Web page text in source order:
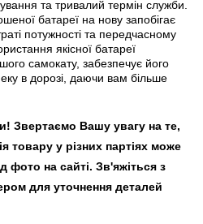
та тривалий термін служби.
батареї на нову запобігає
потужності та передчасному
якісної батареї
самокату, забезпечує його
в дорозі, даючи вам більше
Звертаємо Вашу увагу на те,
товару у різних партіях може
фото на сайті. Зв'яжіться з
для уточнення деталей